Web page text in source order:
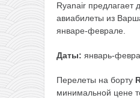
Ryanair предлагает
авиабилеты из
январе-феврале.
Даты: январь-
Перелеты на борту
минимальной цене